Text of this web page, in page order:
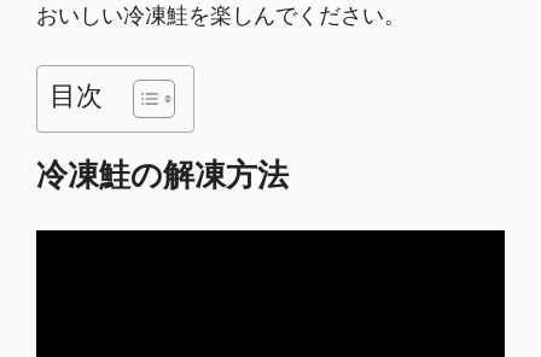
おいしい冷凍鮭を楽しんでください。
目次
冷凍鮭の解凍方法